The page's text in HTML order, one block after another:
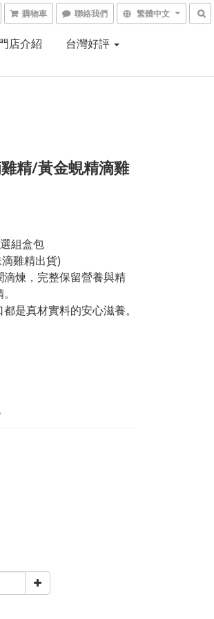
購物車 聯絡我們 繁體中文
店介紹 台灣好評
精/黃金蜆精滴雞
組盒包
雞精出貨)
煉，完整保留營養與精
是真材實料的安心滋養。